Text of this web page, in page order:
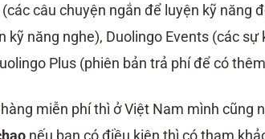
câu chuyện ngắn để luyện kỹ năng
kỹ năng nghe), Duolingo Events (các
Plus (phiên bản trả phí để có
miễn phí thì ở Việt Nam mình cũng
nếu bạn có điều kiện thì có tham